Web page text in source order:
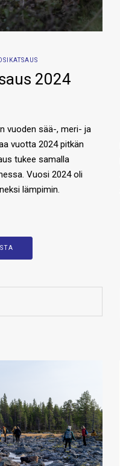
2024
vuoden sää-, meri- ja
vuotta 2024 pitkän
tukee samalla
Vuosi 2024 oli
lämpimin.